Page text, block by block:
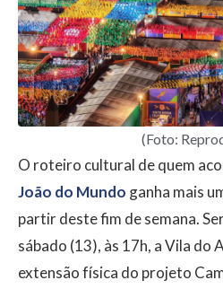
(Foto:
O roteiro cultural de quem
João do Mundo ganha mais
partir deste fim de semana.
sábado (13), às 17h, a Vila do
extensão física do projeto